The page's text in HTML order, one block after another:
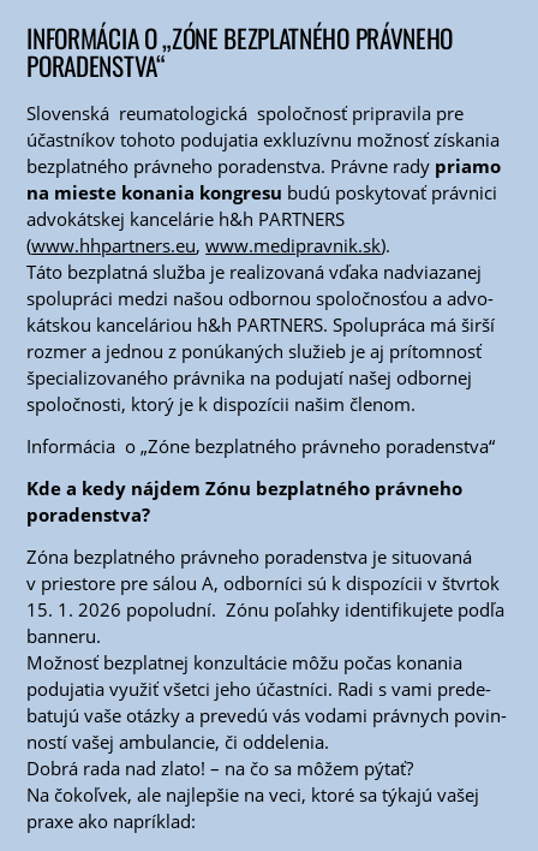
INFORMÁCIA O „ZÓNE BEZPLATNÉHO PRÁVNEHO
PORADENSTVA“
Slo­ven­ská reuma­to­lo­gic­ká spo­loč­nosť pri­pra­vi­la pre
účast­ní­kov toho­to podu­ja­tia exklu­zív­nu mož­nosť zís­ka­nia
bez­plat­né­ho práv­ne­ho pora­den­stva. Práv­ne rady pria­mo
na mies­te kona­nia kon­gre­su budú posky­to­vať práv­ni­ci
advo­kát­skej kan­ce­lá­rie h&h PARTNERS
(www.hhpartners.eu,www.medipravnik.sk).
Táto bez­plat­ná služ­ba je rea­li­zo­va­ná vďa­ka nad­via­za­nej
spo­lu­prá­ci medzi našou odbor­nou spo­loč­nos­ťou a advo­
kát­skou kan­ce­lá­ri­ou h&h PARTNERS. Spo­lu­prá­ca má šir­ší
roz­mer a jed­nou z ponú­ka­ných slu­žieb je aj prí­tom­nosť
špe­cia­li­zo­va­né­ho práv­ni­ka na podu­ja­tí našej odbor­nej
spo­loč­nos­ti, kto­rý je k dis­po­zí­cii našim členom.
Infor­má­cia o „Zóne bez­plat­né­ho práv­ne­ho poradenstva“
Kde a kedy náj­dem Zónu bez­plat­né­ho práv­ne­ho
poradenstva?
Zóna bez­plat­né­ho práv­ne­ho pora­den­stva je situ­ova­ná
v pries­to­re pre sálou A, odbor­ní­ci sú k dis­po­zí­cii v štvr­tok
15. 1. 2026 popo­lud­ní. Zónu poľah­ky iden­ti­fi­ku­je­te pod­ľa
banneru.
Mož­nosť bez­plat­nej kon­zul­tá­cie môžu počas kona­nia
podu­ja­tia využiť všet­ci jeho účast­ní­ci. Radi s vami pre­de­
ba­tu­jú vaše otáz­ky a pre­ve­dú vás voda­mi práv­nych povin­
nos­tí vašej ambu­lan­cie, či oddelenia.
Dob­rá rada nad zla­to! – na čo sa môžem pýtať?
Na čokoľ­vek, ale naj­lep­šie na veci, kto­ré sa týka­jú vašej
pra­xe ako napríklad: